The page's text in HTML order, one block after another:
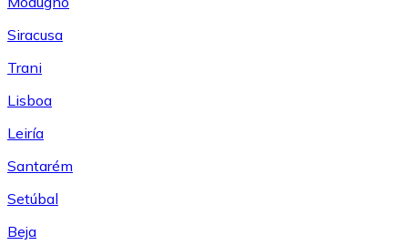
Siracusa
Trani
Lisboa
Leiría
Santarém
Setúbal
Beja